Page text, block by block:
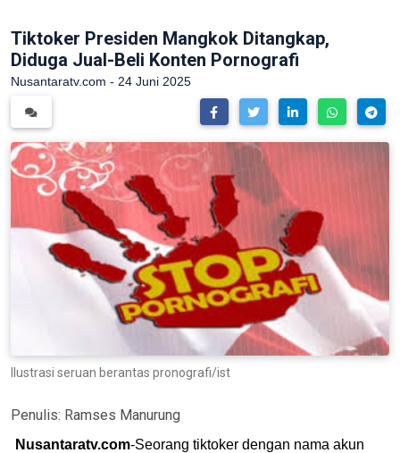
Tiktoker Presiden Mangkok Ditangkap,
Diduga Jual-Beli Konten Pornografi
Nusantaratv.com - 24 Juni 2025
Ilustrasi seruan berantas pronografi/ist
Penulis: Ramses Manurung
Nusantaratv.com-Seorang tiktoker dengan nama akun